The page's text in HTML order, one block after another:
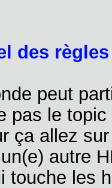
des
peut
pas le
ça allez
autre
touche les